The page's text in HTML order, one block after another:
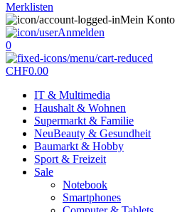
Merklisten
Mein Konto
Anmelden
0
CHF0.00
IT & Multimedia
Haushalt & Wohnen
Supermarkt & Familie
NeuBeauty & Gesundheit
Baumarkt & Hobby
Sport & Freizeit
Sale
Notebook
Smartphones